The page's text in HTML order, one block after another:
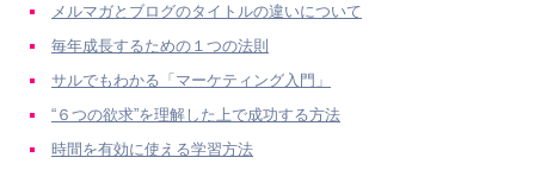
メルマガとブログのタイトルの違いについて
毎年成長するための１つの法則
サルでもわかる「マーケティング入門」
“６つの欲求”を理解した上で成功する方法
時間を有効に使える学習方法